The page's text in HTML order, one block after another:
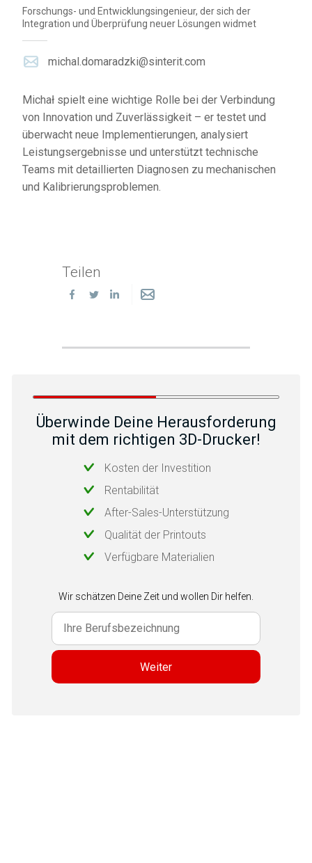
Forschungs- und Entwicklungsingenieur, der sich der
Integration und Überprüfung neuer Lösungen widmet
michal.domaradzki@sinterit.com
Michał spielt eine wichtige Rolle bei der Verbindung
von Innovation und Zuverlässigkeit – er testet und
überwacht neue Implementierungen, analysiert
Leistungsergebnisse und unterstützt technische
Teams mit detaillierten Diagnosen zu mechanischen
und Kalibrierungsproblemen.
Teilen
Überwinde Deine Herausforderung
mit dem richtigen 3D-Drucker!
Kosten der Investition
Rentabilität
After-Sales-Unterstützung
Qualität der Printouts
Verfügbare Materialien
Wir schätzen Deine Zeit und wollen Dir helfen.
Weiter